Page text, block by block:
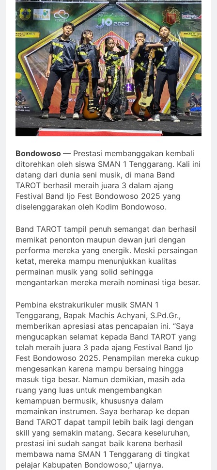
Bondowoso — Prestasi membanggakan kembali
ditorehkan oleh siswa SMAN 1 Tenggarang. Kali ini
datang dari dunia seni musik, di mana Band
TAROT berhasil meraih juara 3 dalam ajang
Festival Band Ijo Fest Bondowoso 2025 yang
diselenggarakan oleh Kodim Bondowoso.
Band TAROT tampil penuh semangat dan berhasil
memikat penonton maupun dewan juri dengan
performa mereka yang energik. Meski persaingan
ketat, mereka mampu menunjukkan kualitas
permainan musik yang solid sehingga
mengantarkan mereka meraih nominasi tiga besar.
Pembina ekstrakurikuler musik SMAN 1
Tenggarang, Bapak Machis Achyani, S.Pd.Gr.,
memberikan apresiasi atas pencapaian ini. “Saya
mengucapkan selamat kepada Band TAROT yang
telah meraih juara 3 pada ajang Festival Band Ijo
Fest Bondowoso 2025. Penampilan mereka cukup
mengesankan karena mampu bersaing hingga
masuk tiga besar. Namun demikian, masih ada
ruang yang luas untuk mengembangkan
kemampuan bermusik, khususnya dalam
memainkan instrumen. Saya berharap ke depan
Band TAROT dapat tampil lebih baik lagi dengan
skill yang semakin matang. Secara keseluruhan,
prestasi ini sudah sangat baik karena berhasil
membawa nama SMAN 1 Tenggarang di tingkat
pelajar Kabupaten Bondowoso,” ujarnya.